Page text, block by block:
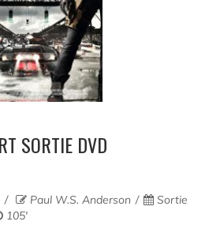
SORTIE DVD
Paul W.S. Anderson
Sortie
105'